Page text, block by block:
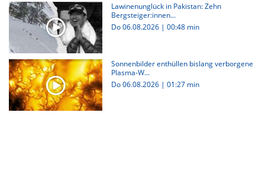
Lawinenunglück in Pakistan: Zehn
Bergsteiger:innen...
Do 06.08.2026 | 00:48 min
Sonnenbilder enthüllen bislang verborgene
Plasma-W...
Do 06.08.2026 | 01:27 min